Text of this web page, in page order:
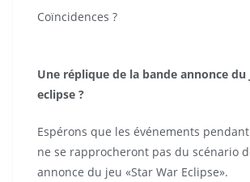
Coïncidences ?
Une réplique de la bande annonce
eclipse ?
Espérons que les événements
ne se rapprocheront pas du scénario
annonce du jeu «Star War Eclipse».